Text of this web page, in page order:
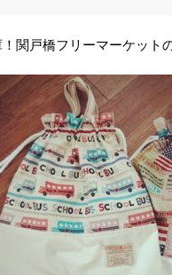
関戸橋フリーマーケット